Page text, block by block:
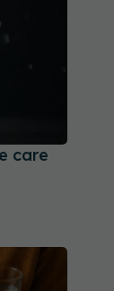
care